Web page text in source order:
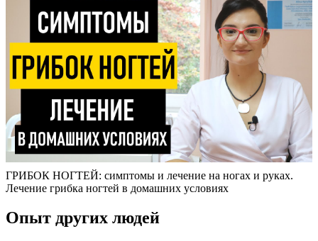
ГРИБОК НОГТЕЙ: симптомы и лечение на ногах и руках.
Лечение грибка ногтей в домашних условиях
Опыт других людей